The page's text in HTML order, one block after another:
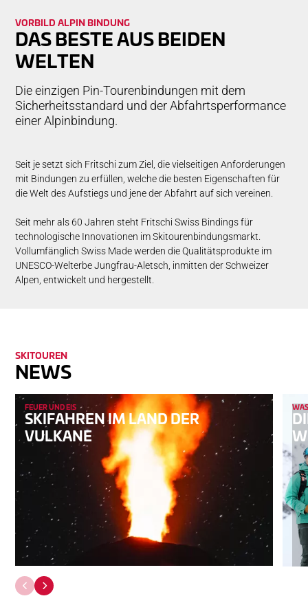
VOR­BILD AL­PIN BIN­DUNG
DAS BESTE AUS BEIDEN
WELTEN
Die einzigen Pin-Tourenbindungen mit dem
Sicherheitsstandard und der Abfahrtsperformance
einer Alpinbindung.
Seit je setzt sich Fritschi zum Ziel, die vielseitigen Anforderungen
mit Bindungen zu erfüllen, welche die besten Eigenschaften für
die Welt des Aufstiegs und jene der Abfahrt auf sich vereinen.
Seit mehr als 60 Jahren steht Fritschi Swiss Bindings für
technologische Innovationen im Skitourenbindungsmarkt.
Vollumfänglich Swiss Made werden die Qualitätsprodukte im
UNESCO-Welterbe Jungfrau-Aletsch, inmitten der Schweizer
Alpen, entwickelt und hergestellt.
SKITOUREN
NEWS
FEUER UND EIS
SKIFAHREN IM LAND DER
VULKANE